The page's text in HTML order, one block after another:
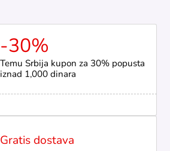
-30%
Temu Srbija kupon za 30% popusta
iznad 1,000 dinara
Gratis dostava